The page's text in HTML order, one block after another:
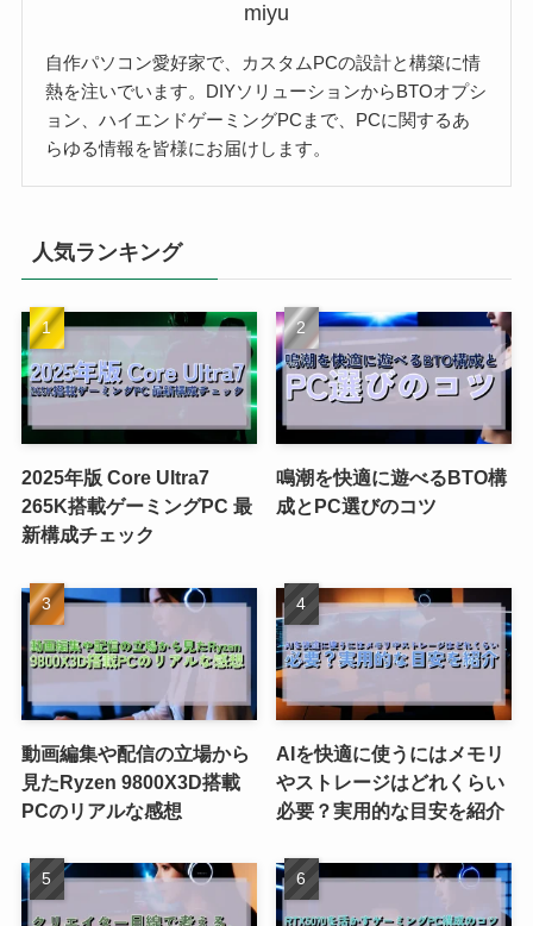
miyu
自作パソコン愛好家で、カスタムPCの設計と構築に情
熱を注いでいます。DIYソリューションからBTOオプシ
ョン、ハイエンドゲーミングPCまで、PCに関するあ
らゆる情報を皆様にお届けします。
人気ランキング
2025年版 Core Ultra7
265K搭載ゲーミングPC 最
新構成チェック
鳴潮を快適に遊べるBTO構
成とPC選びのコツ
動画編集や配信の立場から
見たRyzen 9800X3D搭載
PCのリアルな感想
AIを快適に使うにはメモリ
やストレージはどれくらい
必要？実用的な目安を紹介